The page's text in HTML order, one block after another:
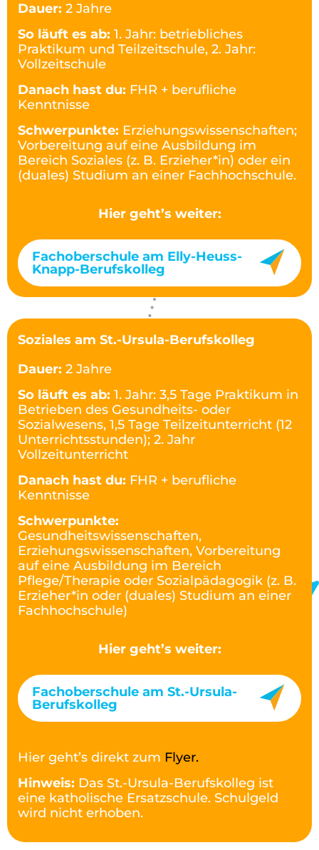
Dauer: 2 Jahre
So läuft es ab: 1. Jahr: betriebliches
Praktikum und Teilzeitschule, 2. Jahr:
Vollzeitschule
Danach hast du: FHR + berufliche
Kenntnisse
Schwerpunkte: Erziehungswissenschaften;
Vorbereitung auf eine Ausbildung im
Bereich Soziales (z. B. Erzieher*in) oder ein
(duales) Studium an einer Fachhochschule.
Hier geht’s weiter:
Fachoberschule am Elly-Heuss-
Knapp-Berufskolleg
Soziales am St.-Ursula-Berufskolleg
Dauer: 2 Jahre
So läuft es ab: 1. Jahr: 3,5 Tage Praktikum in
Betrieben des Gesundheits- oder
Sozialwesens, 1,5 Tage Teilzeitunterricht (12
Unterrichtsstunden); 2. Jahr
Vollzeitunterricht
Danach hast du: FHR + berufliche
Kenntnisse
Schwerpunkte:
Gesundheitswissenschaften,
Erziehungswissenschaften, Vorbereitung
auf eine Ausbildung im Bereich
Pflege/Therapie oder Sozialpädagogik (z. B.
Erzieher*in oder (duales) Studium an einer
Fachhochschule)
Hier geht’s weiter:
Fachoberschule am St.-Ursula-
Berufskolleg
Hier geht’s direkt zum Flyer.
Hinweis: Das St.-Ursula-Berufskolleg ist
eine katholische Ersatzschule. Schulgeld
wird nicht erhoben.